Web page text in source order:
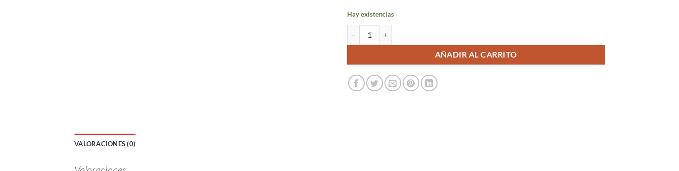
Hay existencias
AÑADIR AL CARRITO
VALORACIONES (0)